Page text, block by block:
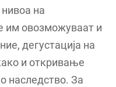
на
им овозможуваат и
дегустација на
и откривање
наследство. За